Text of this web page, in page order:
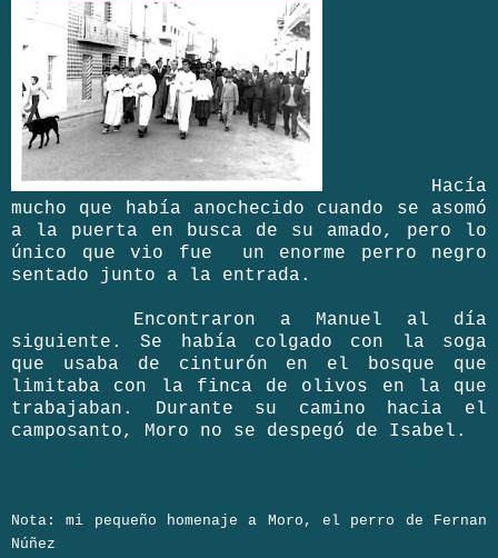
Hacía
mucho que había anochecido cuando se asomó
a la puerta en busca de su amado, pero lo
único que vio fue
un enorme perro negro
sentado junto a la entrada.
Encontraron a Manuel al día
siguiente. Se había colgado con la soga
que usaba de cinturón en el bosque que
limitaba con la finca de olivos en la que
trabajaban. Durante su camino hacia el
camposanto, Moro no se despegó de Isabel.
Nota: mi pequeño homenaje a Moro, el perro de Fernan
Núñez